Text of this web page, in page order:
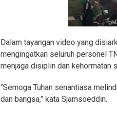
Dalam tayangan video yang
mengingatkan seluruh personel
menjaga disiplin dan kehormatan
“Semoga Tuhan senantiasa
dan bangsa,” kata Sjamsoeddin.